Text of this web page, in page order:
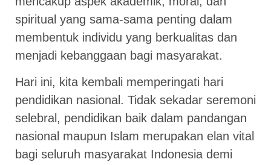
spiritual yang sama-sama penting dalam
membentuk individu yang berkualitas dan
menjadi kebanggaan bagi masyarakat.
Hari ini, kita kembali memperingati hari
pendidikan nasional. Tidak sekadar seremoni
selebral, pendidikan baik dalam pandangan
nasional maupun Islam merupakan elan vital
bagi seluruh masyarakat Indonesia demi